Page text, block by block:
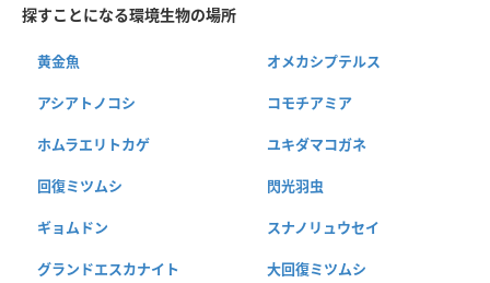
探すことになる環境生物の場所
黄金魚 オメカシプテルス
アシアトノコシ コモチアミア
ホムラエリトカゲ ユキダマコガネ
回復ミツムシ 閃光羽虫
ギョムドン スナノリュウセイ
グランドエスカナイト 大回復ミツムシ